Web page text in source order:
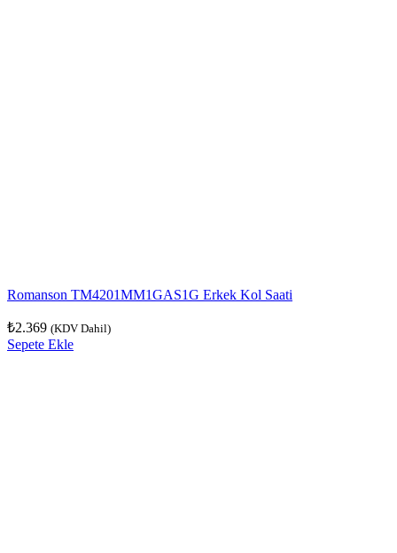
Romanson TM4201MM1GAS1G Erkek Kol Saati
₺2.369 (KDV Dahil)
Sepete Ekle